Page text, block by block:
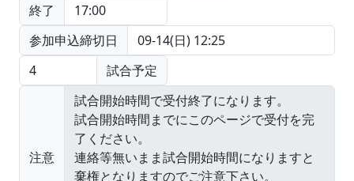
終了
17:00
参加申込締切日
09-14(日) 12:25
4
試合予定
注意